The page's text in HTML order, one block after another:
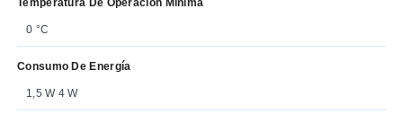
Temperatura De Operación Mínima
0 °C
Consumo De Energía
1,5 W 4 W